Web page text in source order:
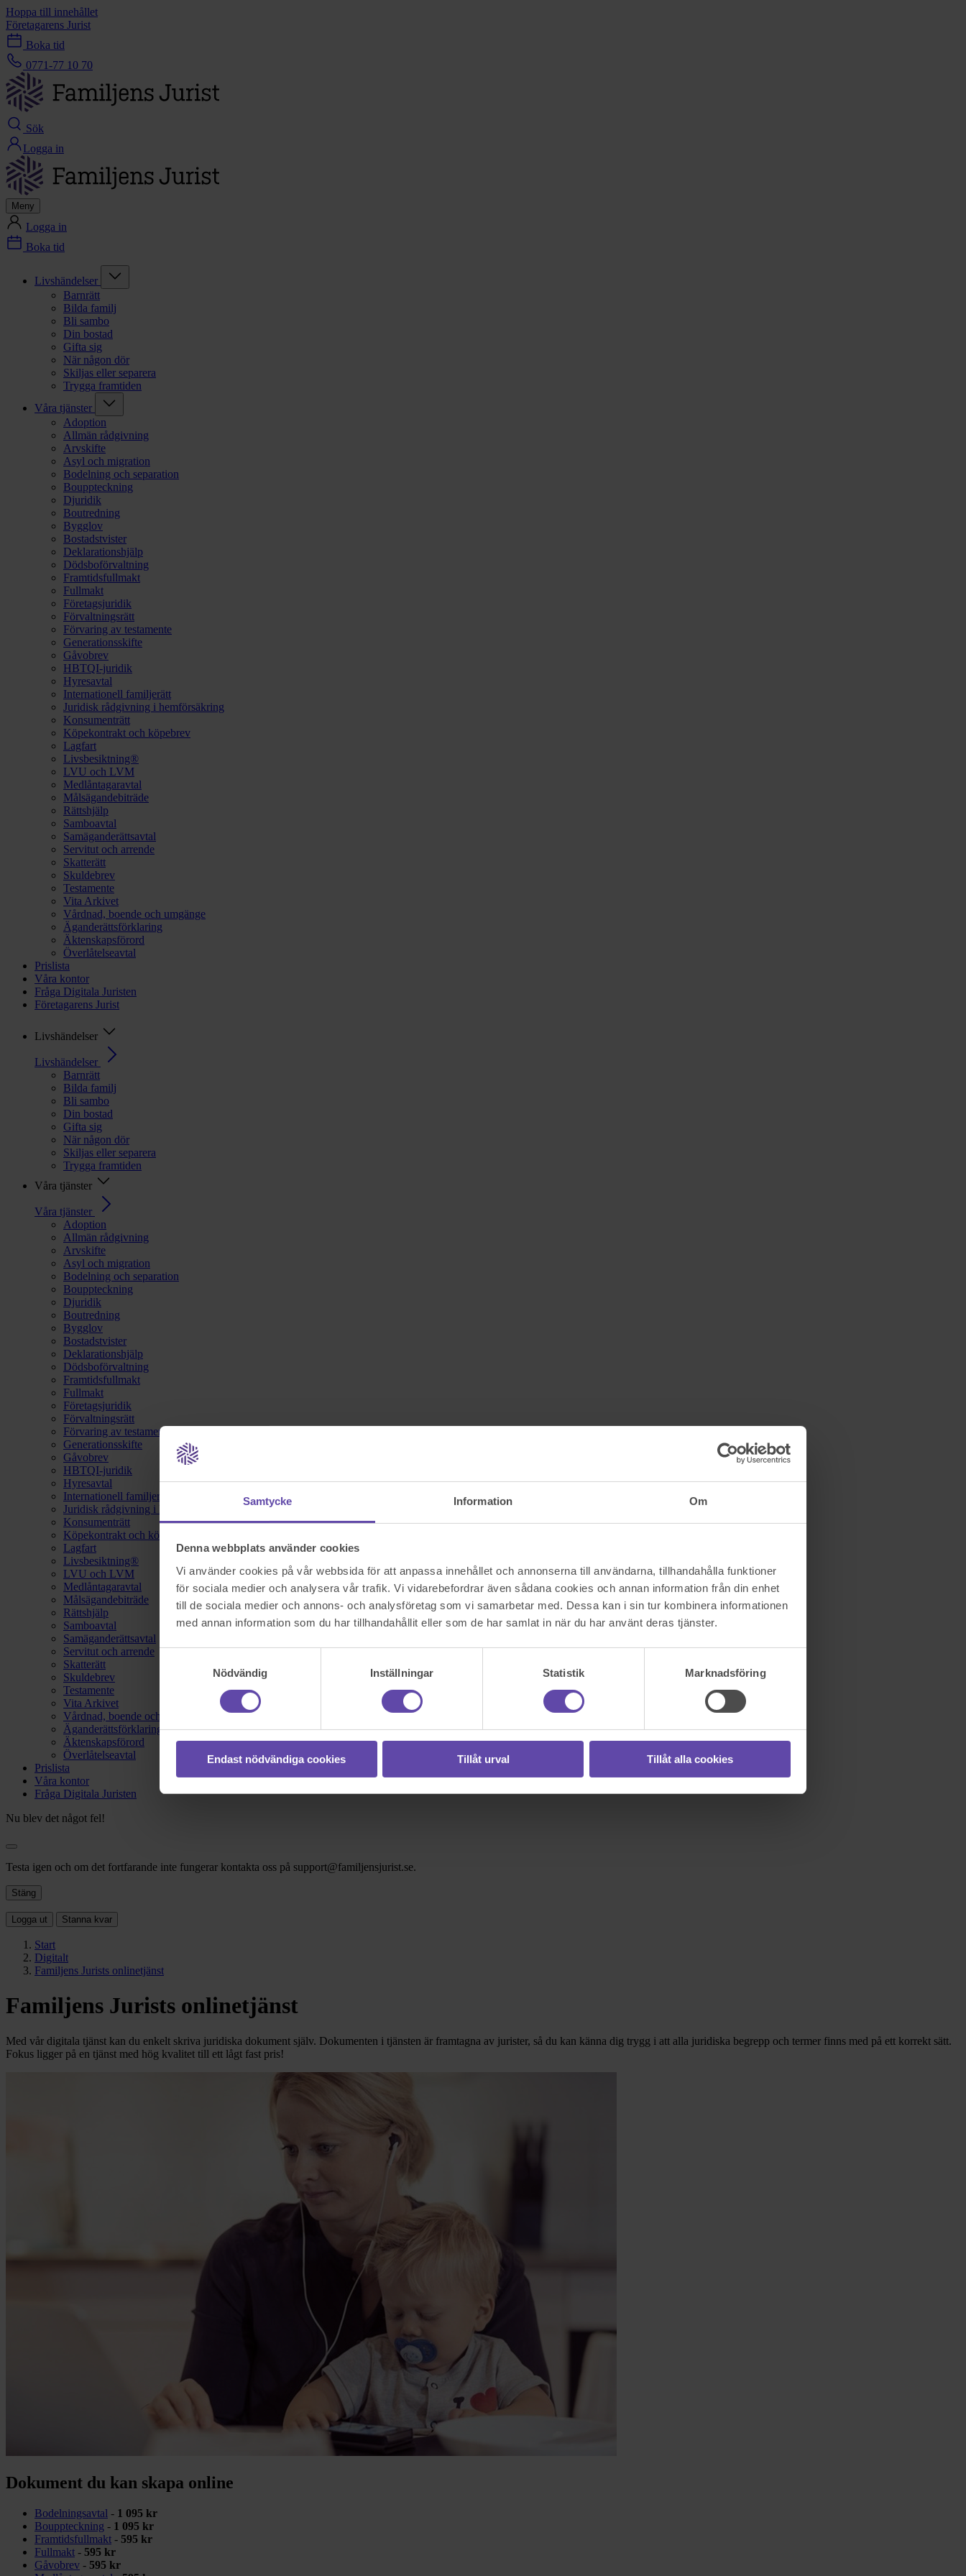
Samtycke Information Om
Denna webbplats använder cookies
Vi använder cookies på vår webbsida för att anpassa innehållet och annonserna till användarna, tillhandahålla funktioner
för sociala medier och analysera vår trafik. Vi vidarebefordrar även sådana cookies och annan information från din enhet
till de sociala medier och annons- och analysföretag som vi samarbetar med. Dessa kan i sin tur kombinera informationen
med annan information som du har tillhandahållit eller som de har samlat in när du har använt deras tjänster.
Nödvändig
Inställningar Statistik Marknadsföring
Endast nödvändiga cookies Tillåt urval Tillåt alla cookies
Hoppa till innehållet
Företagarens Jurist
Boka tid
0771-77 10 70
Sök
Logga in
Meny
Logga in
Boka tid
Livshändelser
Barnrätt
Bilda familj
Bli sambo
Din bostad
Gifta sig
När någon dör
Skiljas eller separera
Trygga framtiden
Våra tjänster
Adoption
Allmän rådgivning
Arvskifte
Asyl och migration
Bodelning och separation
Bouppteckning
Djuridik
Boutredning
Bygglov
Bostadstvister
Deklarationshjälp
Dödsboförvaltning
Framtidsfullmakt
Fullmakt
Företagsjuridik
Förvaltningsrätt
Förvaring av testamente
Generationsskifte
Gåvobrev
HBTQI-juridik
Hyresavtal
Internationell familjerätt
Juridisk rådgivning i hemförsäkring
Konsumenträtt
Köpekontrakt och köpebrev
Lagfart
Livsbesiktning®
LVU och LVM
Medlåntagaravtal
Målsägandebiträde
Rättshjälp
Samboavtal
Samäganderättsavtal
Servitut och arrende
Skatterätt
Skuldebrev
Testamente
Vita Arkivet
Vårdnad, boende och umgänge
Äganderättsförklaring
Äktenskapsförord
Överlåtelseavtal
Prislista
Våra kontor
Fråga Digitala Juristen
Företagarens Jurist
Livshändelser
Livshändelser
Barnrätt
Bilda familj
Bli sambo
Din bostad
Gifta sig
När någon dör
Skiljas eller separera
Trygga framtiden
Våra tjänster
Våra tjänster
Adoption
Allmän rådgivning
Arvskifte
Asyl och migration
Bodelning och separation
Bouppteckning
Djuridik
Boutredning
Bygglov
Bostadstvister
Deklarationshjälp
Dödsboförvaltning
Framtidsfullmakt
Fullmakt
Företagsjuridik
Förvaltningsrätt
Förvaring av testamente
Generationsskifte
Gåvobrev
HBTQI-juridik
Hyresavtal
Internationell familjerätt
Juridisk rådgivning i hemförsäkring
Konsumenträtt
Köpekontrakt och köpebrev
Lagfart
Livsbesiktning®
LVU och LVM
Medlåntagaravtal
Målsägandebiträde
Rättshjälp
Samboavtal
Samäganderättsavtal
Servitut och arrende
Skatterätt
Skuldebrev
Testamente
Vita Arkivet
Vårdnad, boende och umgänge
Äganderättsförklaring
Äktenskapsförord
Överlåtelseavtal
Prislista
Våra kontor
Fråga Digitala Juristen
Nu blev det något fel!
Testa igen och om det fortfarande inte fungerar kontakta oss på support@familjensjurist.se.
Stäng
Logga ut Stanna kvar
Start
Digitalt
Familjens Jurists onlinetjänst
Familjens Jurists onlinetjänst
Med vår digitala tjänst kan du enkelt skriva juridiska dokument själv. Dokumenten i tjänsten är framtagna av jurister, så du kan känna dig trygg i att alla juridiska begrepp och termer finns med på ett korrekt sätt.
Fokus ligger på en tjänst med hög kvalitet till ett lågt fast pris!
Dokument du kan skapa online
Bodelningsavtal - 1 095 kr
Bouppteckning - 1 095 kr
Framtidsfullmakt - 595 kr
Fullmakt - 595 kr
Gåvobrev - 595 kr